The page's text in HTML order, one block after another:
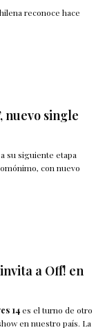
reconoce hace
nuevo single
su siguiente etapa
con nuevo
a Off! en
14es el turno de otro
en nuestro país. La